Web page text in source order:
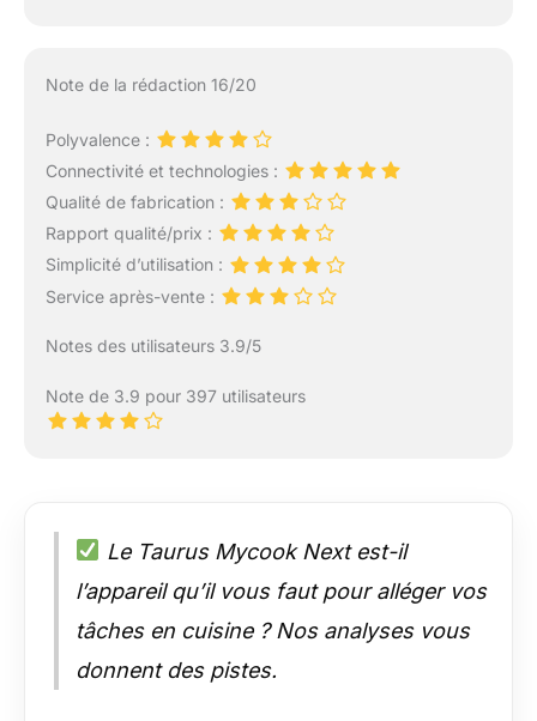
Note de la rédaction 16/20
Polyvalence :
Connectivité et technologies :
Qualité de fabrication :
Rapport qualité/prix :
Simplicité d’utilisation :
Service après-vente :
Notes des utilisateurs 3.9/5
Note de 3.9 pour 397 utilisateurs
Le Taurus Mycook Next est-il
l’appareil qu’il vous faut pour alléger vos
tâches en cuisine ? Nos analyses vous
donnent des pistes.